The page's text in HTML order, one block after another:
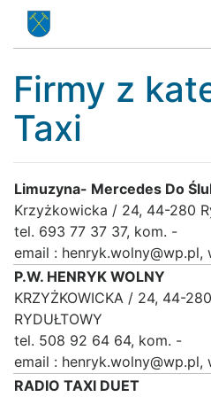
Firmy z
Taxi
Limuzyna- Mercedes Do
Krzyżkowicka / 24, 44-280
tel. 693 77 37 37, kom. -
email : henryk.wolny@wp.pl,
P.W. HENRYK WOLNY
KRZYŻKOWICKA / 24, 44-280
RYDUŁTOWY
tel. 508 92 64 64, kom. -
email : henryk.wolny@wp.pl,
RADIO TAXI DUET